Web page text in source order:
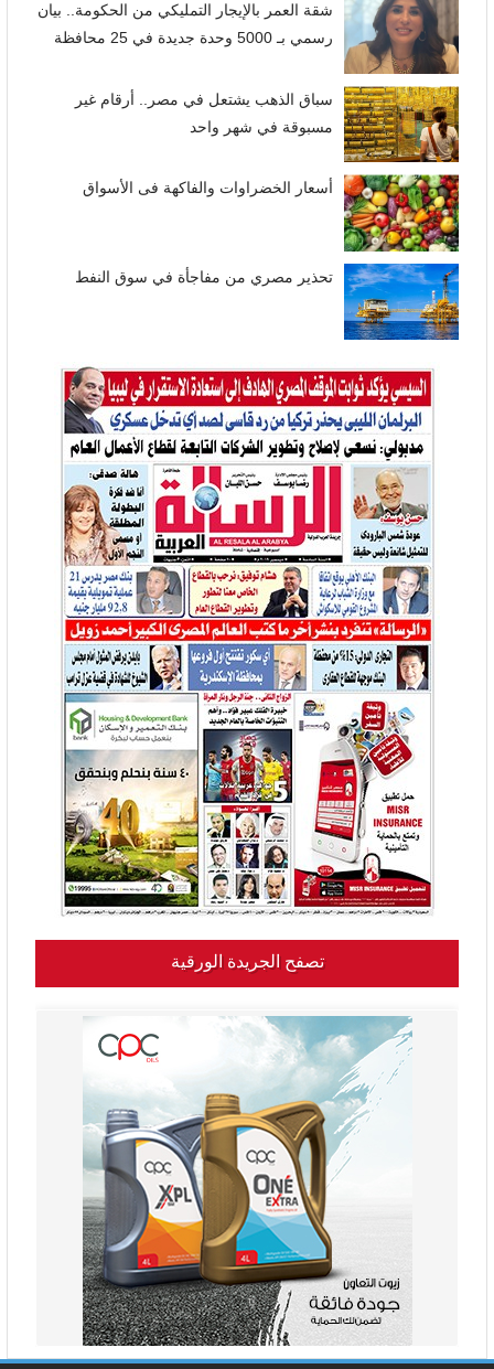
شقة العمر بالإيجار التمليكي من الحكومة.. بيان
رسمي بـ 5000 وحدة جديدة في 25 محافظة
سباق الذهب يشتعل في مصر.. أرقام غير
مسبوقة في شهر واحد
أسعار الخضراوات والفاكهة فى الأسواق
تحذير مصري من مفاجأة في سوق النفط
تصفح الجريدة الورقية